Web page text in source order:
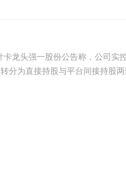
龙头强一股份公告称，公司
分为直接持股与平台间接持股